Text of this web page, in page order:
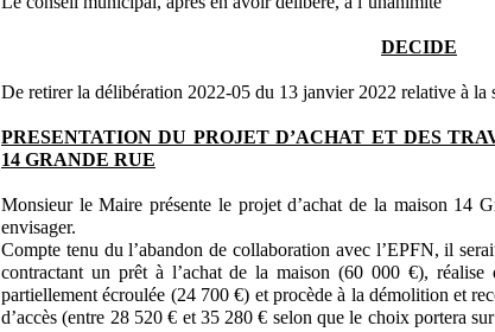
DECIDE
De retirer la délibération 2022-05 du 13 janvier 2022 relative à la
PRESENTATION DU PROJET D’ACHAT ET DES
14 GRANDE RUE
Monsieur le Maire présente le projet d’achat de la maison 14
envisager.
Compte tenu du l’abandon de collaboration avec l’EPFN, il
contractant un prêt à l’achat de la maison (60 000 €),
partiellement écroulée (24 700 €) et procède à la démolition et
d’accès (entre 28 520 € et 35 280 € selon que le choix portera